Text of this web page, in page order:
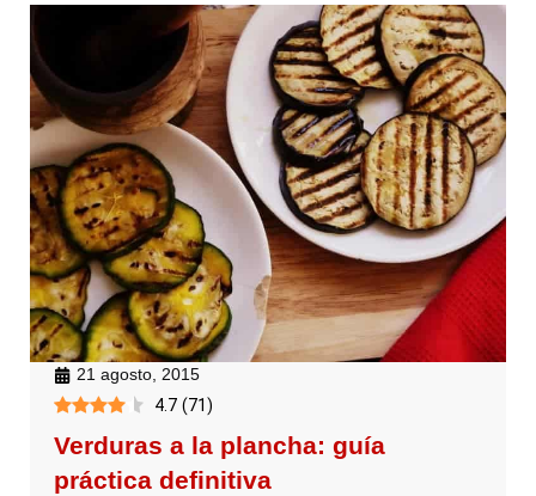
21 agosto, 2015
4.7 (71)
Verduras a la plancha: guía
práctica definitiva